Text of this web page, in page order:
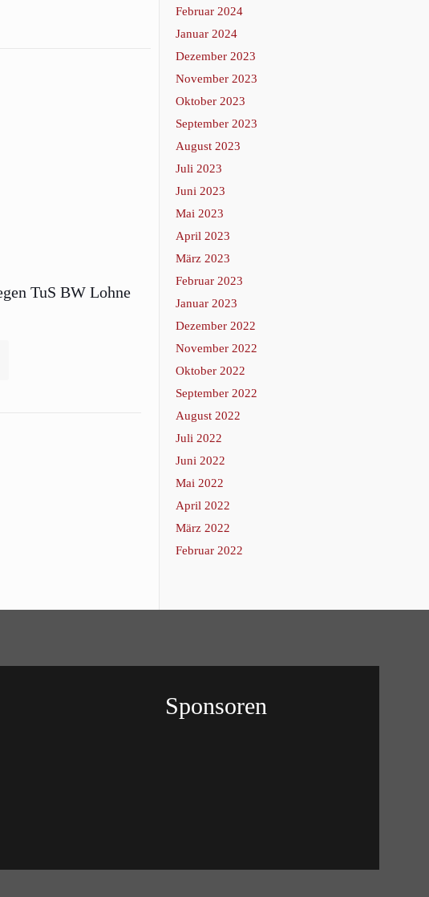
TuS BW Lohne
Februar 2024
Januar 2024
Dezember 2023
November 2023
Oktober 2023
September 2023
August 2023
Juli 2023
Juni 2023
Mai 2023
April 2023
März 2023
Februar 2023
Januar 2023
Dezember 2022
November 2022
Oktober 2022
September 2022
August 2022
Juli 2022
Juni 2022
Mai 2022
April 2022
März 2022
Februar 2022
Sponsoren